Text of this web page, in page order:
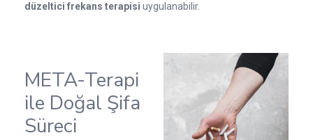
düzeltici frekans terapisi uygulanabilir.
META-Terapi
ile Doğal Şifa
Süreci